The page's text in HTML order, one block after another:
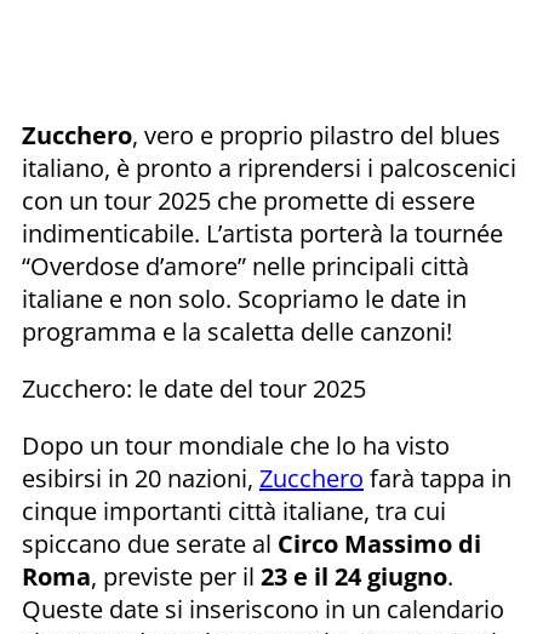
Zucchero, vero e proprio pilastro del blues
italiano, è pronto a riprendersi i palcoscenici
con un tour 2025 che promette di essere
indimenticabile. L’artista porterà la tournée
“Overdose d’amore” nelle principali città
italiane e non solo. Scopriamo le date in
programma e la scaletta delle canzoni!
Zucchero: le date del tour 2025
Dopo un tour mondiale che lo ha visto
esibirsi in 20 nazioni, Zucchero farà tappa in
cinque importanti città italiane, tra cui
spiccano due serate al Circo Massimo di
Roma, previste per il 23 e il 24 giugno.
Queste date si inseriscono in un calendario